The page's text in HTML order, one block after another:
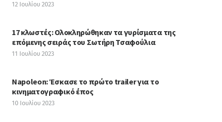
12 Ιουλίου 2023
17 κλωστές: Ολοκληρώθηκαν τα γυρίσματα της
επόμενης σειράς του Σωτήρη Τσαφούλια
11 Ιουλίου 2023
Napoleon: Έσκασε το πρώτο trailer για το
κινηματογραφικό έπος
10 Ιουλίου 2023